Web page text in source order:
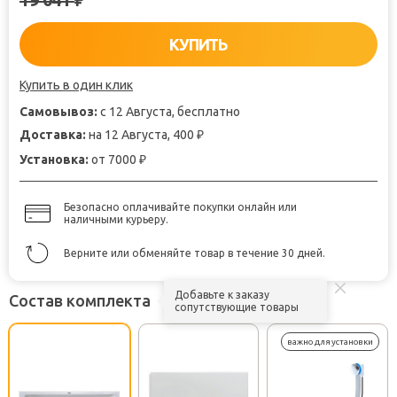
КУПИТЬ
Купить в один клик
Самовывоз: с 12 Августа, бесплатно
Доставка: на 12 Августа, 400 ₽
Установка: от 7000 ₽
Безопасно оплачивайте покупки онлайн или
наличными курьеру.
Верните или обменяйте товар в течение 30 дней.
Состав комплекта
Добавьте к заказу
сопутствующие товары